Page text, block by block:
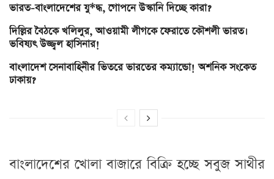
ভারত-বাংলাদেশের যু*দ্ধ, গোপনে উস্কানি দিচ্ছে কারা?
দিল্লির বৈঠকে খলিলুর, আওয়ামী লীগকে ফেরাতে কৌশলী ভারত।
ভবিষ্যৎ উজ্জ্বল হাসিনার!
বাংলাদেশ সেনাবাহিনীর ভিতরে ভারতের কম্যান্ডো! অশনিক সংকেত
ঢাকায়?
বাংলাদেশের খোলা বাজারে বিক্রি হচ্ছে সবুজ সাথীর